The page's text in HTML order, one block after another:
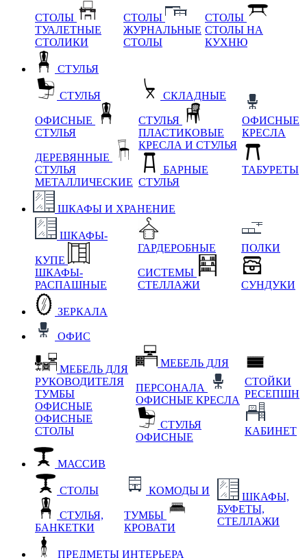
СТОЛЫ
ТУАЛЕТНЫЕ
СТОЛИКИ
СТОЛЫ
ЖУРНАЛЬНЫЕ
СТОЛЫ
СТОЛЫ
СТОЛЫ НА
КУХНЮ
СТУЛЬЯ
СТУЛЬЯ
ОФИСНЫЕ
СТУЛЬЯ
ДЕРЕВЯННЫЕ
СТУЛЬЯ
МЕТАЛЛИЧЕСКИЕ
СКЛАДНЫЕ
СТУЛЬЯ
ПЛАСТИКОВЫЕ
КРЕСЛА И СТУЛЬЯ
БАРНЫЕ
СТУЛЬЯ
ОФИСНЫЕ
КРЕСЛА
ТАБУРЕТЫ
ШКАФЫ И ХРАНЕНИЕ
ШКАФЫ-
КУПЕ
ШКАФЫ-
РАСПАШНЫЕ
ГАРДЕРОБНЫЕ
СИСТЕМЫ
СТЕЛЛАЖИ
ПОЛКИ
СУНДУКИ
ЗЕРКАЛА
ОФИС
МЕБЕЛЬ ДЛЯ
РУКОВОДИТЕЛЯ
ТУМБЫ
ОФИСНЫЕ
ОФИСНЫЕ
СТОЛЫ
МЕБЕЛЬ ДЛЯ
ПЕРСОНАЛА
ОФИСНЫЕ КРЕСЛА
СТУЛЬЯ
ОФИСНЫЕ
СТОЙКИ
РЕСЕПШН
КАБИНЕТ
МАССИВ
СТОЛЫ
СТУЛЬЯ,
БАНКЕТКИ
КОМОДЫ И
ТУМБЫ
КРОВАТИ
ШКАФЫ,
БУФЕТЫ,
СТЕЛЛАЖИ
ПРЕДМЕТЫ ИНТЕРЬЕРА